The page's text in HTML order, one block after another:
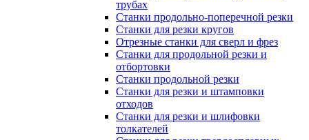
трубаx
Станки продольно-поперечной резки
Станки для резки кругов
Отрезные станки для сверл и фрез
Станки для продольной резки и
отбортовки
Станки продольной резки
Станки для резки и штамповки
отходов
Станки для резки и шлифовки
толкателей